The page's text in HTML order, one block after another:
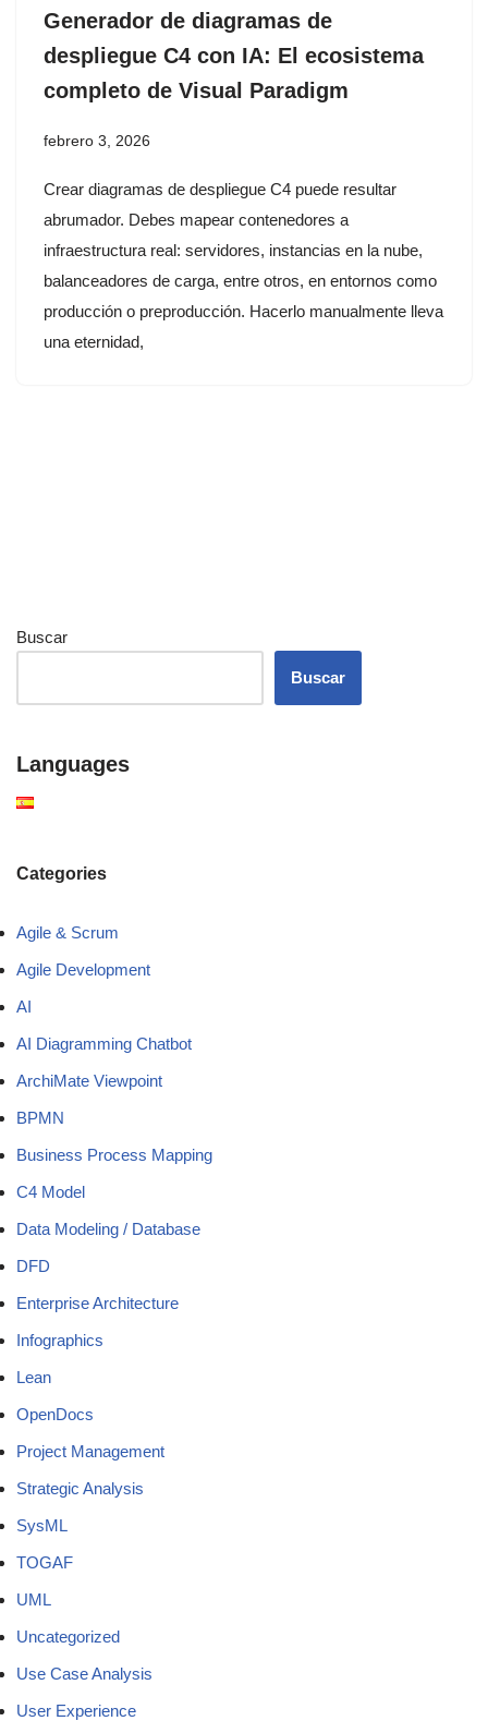
Generador de diagramas de
despliegue C4 con IA: El ecosistema
completo de Visual Paradigm
febrero 3, 2026
Crear diagramas de despliegue C4 puede resultar
abrumador. Debes mapear contenedores a
infraestructura real: servidores, instancias en la nube,
balanceadores de carga, entre otros, en entornos como
producción o preproducción. Hacerlo manualmente lleva
una eternidad,
Buscar
Buscar
Languages
Categories
Agile & Scrum
Agile Development
AI
AI Diagramming Chatbot
ArchiMate Viewpoint
BPMN
Business Process Mapping
C4 Model
Data Modeling / Database
DFD
Enterprise Architecture
Infographics
Lean
OpenDocs
Project Management
Strategic Analysis
SysML
TOGAF
UML
Uncategorized
Use Case Analysis
User Experience